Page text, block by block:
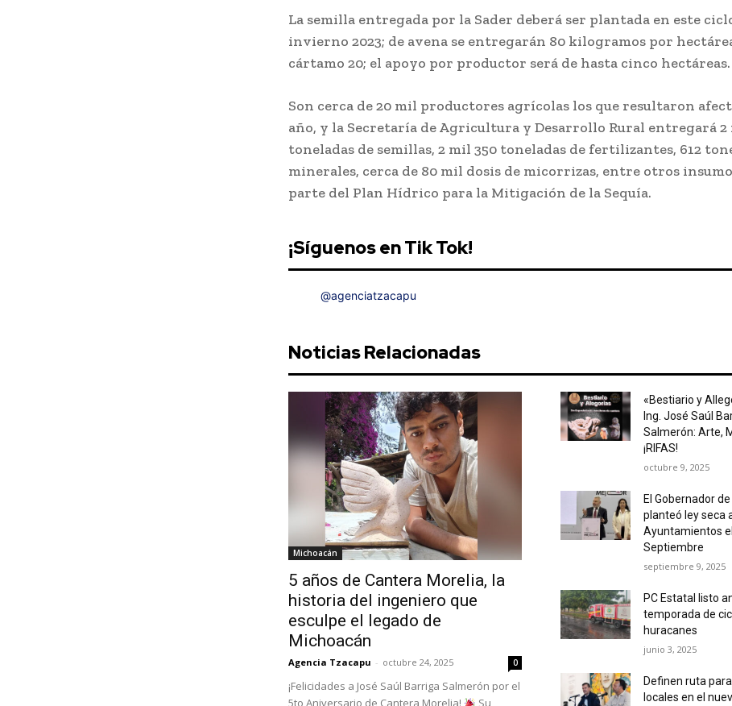
La semilla entregada por la Sader deberá ser plantada en este
invierno 2023; de avena se entregarán 80 kilogramos por
cártamo 20; el apoyo por productor será de hasta cinco hectáreas.
Son cerca de 20 mil productores agrícolas los que resultaron
año, y la Secretaría de Agricultura y Desarrollo Rural entregará 2
toneladas de semillas, 2 mil 350 toneladas de fertilizantes, 612
minerales, cerca de 80 mil dosis de micorrizas, entre otros
parte del Plan Hídrico para la Mitigación de la Sequía.
¡Síguenos en Tik Tok!
@agenciatzacapu
Noticias Relacionadas
Michoacán
5 años de Cantera Morelia, la
historia del ingeniero que
esculpe el legado de
Michoacán
Agencia Tzacapu - octubre 24, 2025 0
¡Felicidades a José Saúl Barriga Salmerón por el
5to Aniversario de Cantera Morelia!
Su
«Bestiario y
Ing. José Saúl
Salmerón: Arte,
¡RIFAS!
octubre 9, 2025
El Gobernador
planteó ley seca
Ayuntamientos
Septiembre
septiembre 9, 2025
PC Estatal listo
temporada de
huracanes
junio 3, 2025
Definen ruta
locales en el